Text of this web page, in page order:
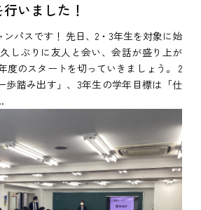
いました！
ンパスです！ 先日、2・3年生を対象に始
しぶりに友人と会い、会話が盛り上が
度のスタートを切っていきましょう。 2
歩踏み出す」、3年生の学年目標は「仕